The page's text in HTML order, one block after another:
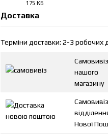
175 КБ
Доставка
Терміни доставки: 2-3 робочих
Самовивіз
нашого
магазину
Самовивіз
Нової